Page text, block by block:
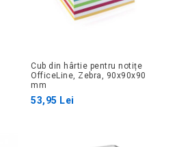
Cub din hârtie pentru notițe
OfficeLine, Zebra, 90x90x90
mm
53,95 Lei